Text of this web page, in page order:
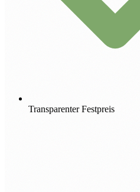
Transparenter Festpreis